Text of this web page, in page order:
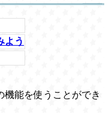
よう
機能を使うことができ